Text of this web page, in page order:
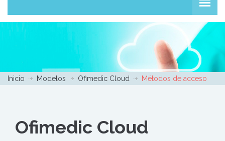
Inicio Modelos Ofimedic Cloud Métodos de acceso
Ofimedic Cloud